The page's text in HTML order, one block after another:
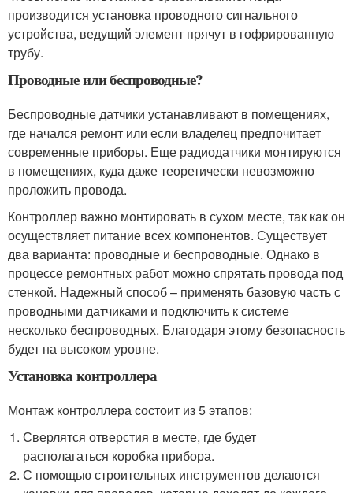
производится установка проводного сигнального
устройства, ведущий элемент прячут в гофрированную
трубу.
Проводные или беспроводные?
Беспроводные датчики устанавливают в помещениях,
где начался ремонт или если владелец предпочитает
современные приборы. Еще радиодатчики монтируются
в помещениях, куда даже теоретически невозможно
проложить провода.
Контроллер важно монтировать в сухом месте, так как он
осуществляет питание всех компонентов. Существует
два варианта: проводные и беспроводные. Однако в
процессе ремонтных работ можно спрятать провода под
стенкой. Надежный способ – применять базовую часть с
проводными датчиками и подключить к системе
несколько беспроводных. Благодаря этому безопасность
будет на высоком уровне.
Установка контроллера
Монтаж контроллера состоит из 5 этапов:
Сверлятся отверстия в месте, где будет
располагаться коробка прибора.
С помощью строительных инструментов делаются